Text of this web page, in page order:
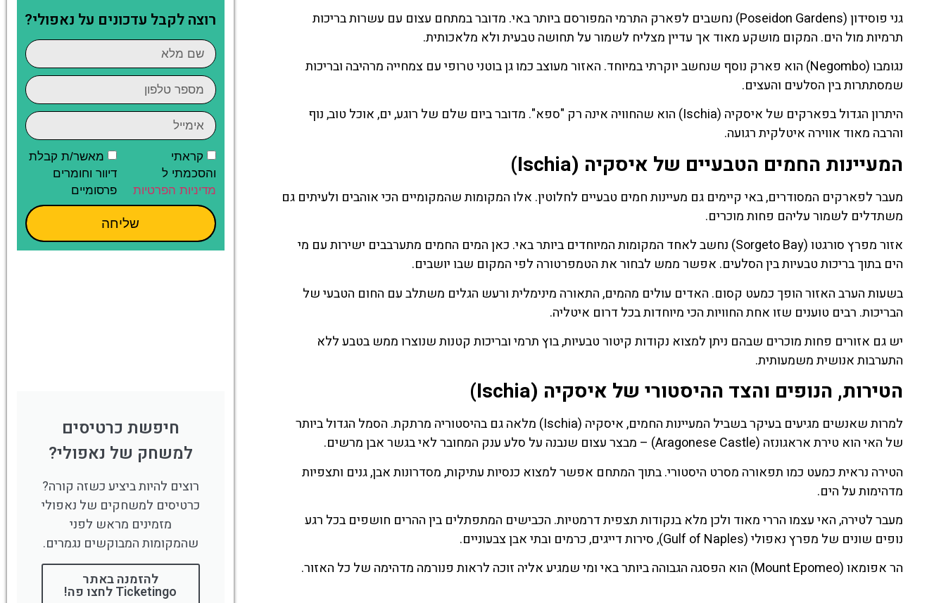
גני פוסידון (Poseidon Gardens) נחשבים לפארק התרמי המפורסם ביותר באי. מדובר במתחם עצום עם עשרות בריכות
תרמיות מול הים. המקום מושקע מאוד אך עדיין מצליח לשמור על תחושה טבעית ולא מלאכותית.
נגומבו (Negombo) הוא פארק נוסף שנחשב יוקרתי במיוחד. האזור מעוצב כמו גן בוטני טרופי עם צמחייה מרהיבה ובריכות
שמסתתרות בין הסלעים והעצים.
היתרון הגדול בפארקים של איסקיה (Ischia) הוא שהחוויה אינה רק "ספא". מדובר ביום שלם של רוגע, ים, אוכל טוב, נוף
והרבה מאוד אווירה איטלקית רגועה.
המעיינות החמים הטבעיים של איסקיה (Ischia)
מעבר לפארקים המסודרים, באי קיימים גם מעיינות חמים טבעיים לחלוטין. אלו המקומות שהמקומיים הכי אוהבים ולעיתים גם
משתדלים לשמור עליהם פחות מוכרים.
אזור מפרץ סורגטו (Sorgeto Bay) נחשב לאחד המקומות המיוחדים ביותר באי. כאן המים החמים מתערבבים ישירות עם מי
הים בתוך בריכות טבעיות בין הסלעים. אפשר ממש לבחור את הטמפרטורה לפי המקום שבו יושבים.
בשעות הערב האזור הופך כמעט קסום. האדים עולים מהמים, התאורה מינימלית ורעש הגלים משתלב עם החום הטבעי של
הבריכות. רבים טוענים שזו אחת החוויות הכי מיוחדות בכל דרום איטליה.
יש גם אזורים פחות מוכרים שבהם ניתן למצוא נקודות קיטור טבעיות, בוץ תרמי ובריכות קטנות שנוצרו ממש בטבע ללא
התערבות אנושית משמעותית.
הטירות, הנופים והצד ההיסטורי של איסקיה (Ischia)
למרות שאנשים מגיעים בעיקר בשביל המעיינות החמים, איסקיה (Ischia) מלאה גם בהיסטוריה מרתקת. הסמל הגדול ביותר
של האי הוא טירת אראגונזה (Aragonese Castle) – מבצר עצום שנבנה על סלע ענק המחובר לאי בגשר אבן מרשים.
הטירה נראית כמעט כמו תפאורה מסרט היסטורי. בתוך המתחם אפשר למצוא כנסיות עתיקות, מסדרונות אבן, גנים ותצפיות
מדהימות על הים.
מעבר לטירה, האי עצמו הררי מאוד ולכן מלא בנקודות תצפית דרמטיות. הכבישים המתפתלים בין ההרים חושפים בכל רגע
נופים שונים של מפרץ נאפולי (Gulf of Naples), סירות דייגים, כרמים ובתי אבן צבעוניים.
הר אפומאו (Mount Epomeo) הוא הפסגה הגבוהה ביותר באי ומי שמגיע אליה זוכה לראות פנורמה מדהימה של כל האזור.
רוצה לקבל עדכונים על נאפולי?
קראתי
והסכמתי ל
מדיניות הפרטיות
מאשר/ת קבלת
דיוור וחומרים
פרסומיים
שליחה
חיפשת כרטיסים
למשחק של נאפולי?
רוצים להיות ביציע כשזה קורה?
כרטיסים למשחקים של נאפולי
מזמינים מראש לפני
שהמקומות המבוקשים נגמרים.
להזמנה באתר
Ticketingo לחצו פה!